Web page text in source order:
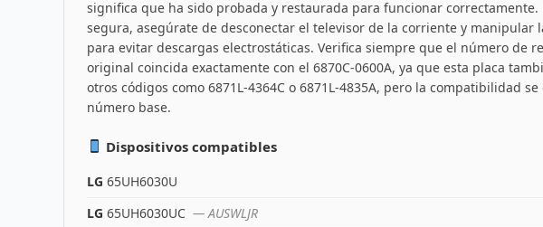
significa que ha sido probada y restaurada para funcionar correctamente.
segura, asegúrate de desconectar el televisor de la corriente y manipular
para evitar descargas electrostáticas. Verifica siempre que el número de
original coincida exactamente con el 6870C-0600A, ya que esta placa
otros códigos como 6871L-4364C o 6871L-4835A, pero la compatibilidad
número base.
Dispositivos compatibles
LG 65UH6030U
LG 65UH6030UC — AUSWLJR